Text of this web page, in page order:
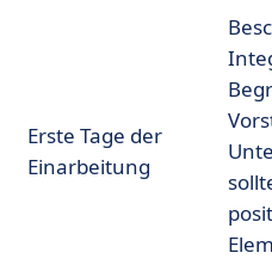
Erste Tage der
Einarbeitung